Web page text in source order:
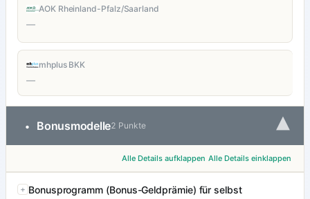
AOK Rheinland-Pfalz/Saarland
—
mhplus BKK
—
• Bonusmodelle2 Punkte ▾
Alle Details aufklappen Alle Details einklappen
Bonusprogramm (Bonus-Geldprämie) für selbst